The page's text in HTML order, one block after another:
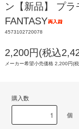
ン【新品】 プ
FANTASY
4573102720078
2,200円(税込
メーカー希望小売価格 2,200円(
購入数
個